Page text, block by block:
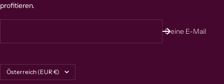
profitieren.
Deine E-Mail
Land/Region
Österreich (EUR €)